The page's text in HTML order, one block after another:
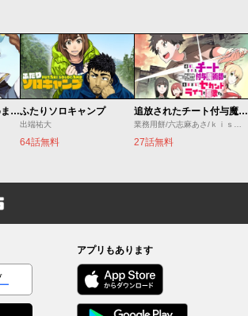
世界最強の魔女、始めました ～私だけ『攻略サイト』を見れる世界で自由に生きます～ふたりソロキャンプ
出端祐大
64話無料
追放されたチート付与魔術師は気ままなセカンドライフを謳歌する。 ～俺は武器だけじゃなく、あらゆるものに『強化ポイント』を付与できるし、俺の意思でいつでも効果を解除できるけど、残った人たち大丈夫？～
27話無料
アプリもあります